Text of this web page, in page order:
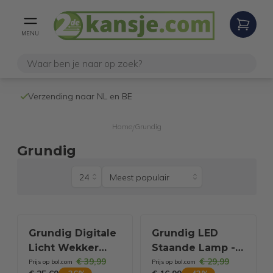
MENU
Verzending naar NL en BE
Home/ Grundig
Grundig
Grundig Digitale
Licht Wekker
met 10
Prijs op bol.com € 39,99
Grundig LED
Staande Lamp -
Vloerlamp 140cm
Prijs op bol.com € 29,99